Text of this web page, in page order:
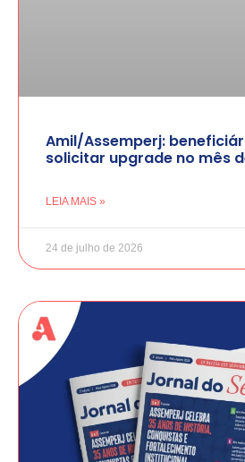
Amil/Assemperj:
solicitar upgrade no mês
LEIA MAIS »
24 de julho de 2026